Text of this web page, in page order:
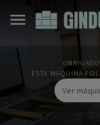
ESTA MÁQUINA FOI
Ver